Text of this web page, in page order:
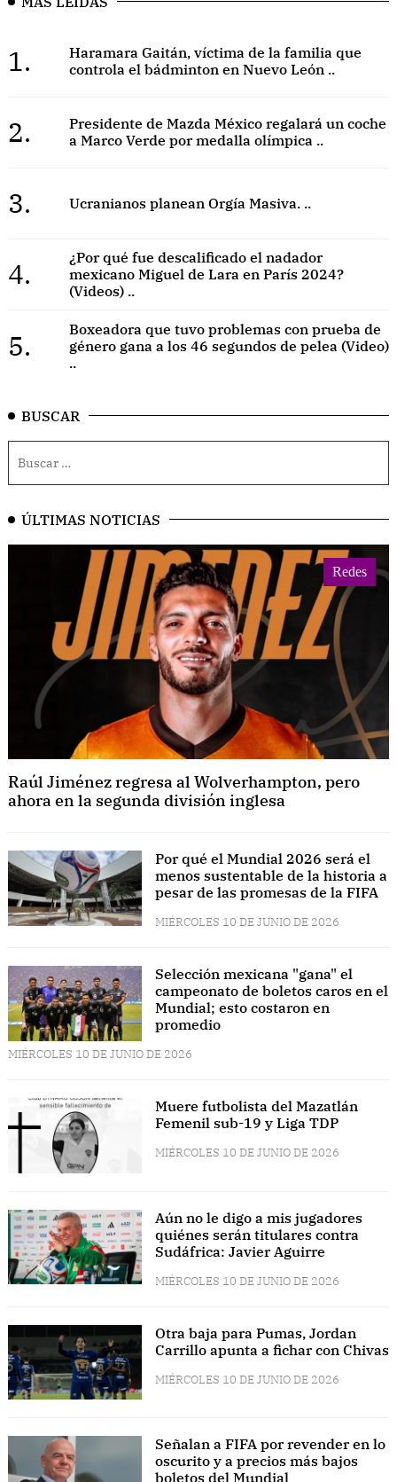
1.
Haramara Gaitán, víctima de la familia que
controla el bádminton en Nuevo León ..
2.
Presidente de Mazda México regalará un coche
a Marco Verde por medalla olímpica ..
3. Ucranianos planean Orgía Masiva. ..
4.
¿Por qué fue descalificado el nadador
mexicano Miguel de Lara en París 2024?
(Videos) ..
5.
Boxeadora que tuvo problemas con prueba de
género gana a los 46 segundos de pelea (Video)
..
BUSCAR
ÚLTIMAS NOTICIAS
Redes
Raúl Jiménez regresa al Wolverhampton, pero
ahora en la segunda división inglesa
Por qué el Mundial 2026 será el
menos sustentable de la historia a
pesar de las promesas de la FIFA
MIÉRCOLES 10 DE JUNIO DE 2026
Selección mexicana "gana" el
campeonato de boletos caros en el
Mundial; esto costaron en
promedio
MIÉRCOLES 10 DE JUNIO DE 2026
Muere futbolista del Mazatlán
Femenil sub-19 y Liga TDP
MIÉRCOLES 10 DE JUNIO DE 2026
Aún no le digo a mis jugadores
quiénes serán titulares contra
Sudáfrica: Javier Aguirre
MIÉRCOLES 10 DE JUNIO DE 2026
Otra baja para Pumas, Jordan
Carrillo apunta a fichar con Chivas
MIÉRCOLES 10 DE JUNIO DE 2026
Señalan a FIFA por revender en lo
oscurito y a precios más bajos
boletos del Mundial